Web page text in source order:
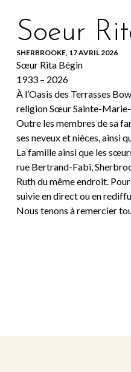
Soeur
SHERBROOKE, 17 AVRIL 2026
Sœur Rita Bégin
1933 – 2026
À l’Oasis des Terrasses
religion Sœur Sainte-Marie-
Outre les membres de sa
ses neveux et nièces, ainsi
La famille ainsi que les
rue Bertrand-Fabi,
Ruth du même endroit.
suivie en direct ou en
Nous tenons à remercier